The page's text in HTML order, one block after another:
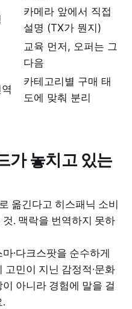
카메라 앞에서 직접
설명 (TX가 뭔지)
교육 먼저, 오퍼는 그
다음
카테고리별 구매 태
도에 맞춰 분리
가 놓치고 있는
옮긴다고 히스패닉 소비
. 맥락을 번역하지 못하
·다크스팟을 순수하게
민이 지닌 감정적·문화
아니라 경험에 말을 걸